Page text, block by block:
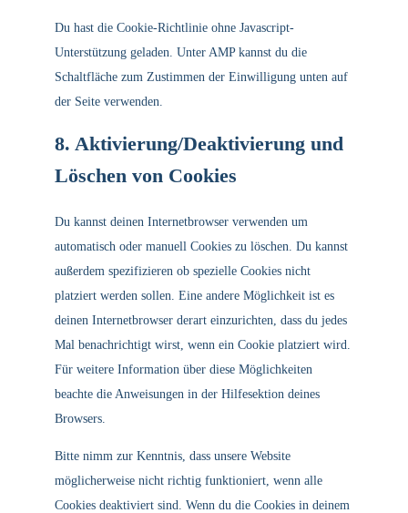
Du hast die Cookie-Richtlinie ohne Javascript-
Unterstützung geladen. Unter AMP kannst du die
Schaltfläche zum Zustimmen der Einwilligung unten auf
der Seite verwenden.
8. Aktivierung/Deaktivierung und
Löschen von Cookies
Du kannst deinen Internetbrowser verwenden um
automatisch oder manuell Cookies zu löschen. Du kannst
außerdem spezifizieren ob spezielle Cookies nicht
platziert werden sollen. Eine andere Möglichkeit ist es
deinen Internetbrowser derart einzurichten, dass du jedes
Mal benachrichtigt wirst, wenn ein Cookie platziert wird.
Für weitere Information über diese Möglichkeiten
beachte die Anweisungen in der Hilfesektion deines
Browsers.
Bitte nimm zur Kenntnis, dass unsere Website
möglicherweise nicht richtig funktioniert, wenn alle
Cookies deaktiviert sind. Wenn du die Cookies in deinem